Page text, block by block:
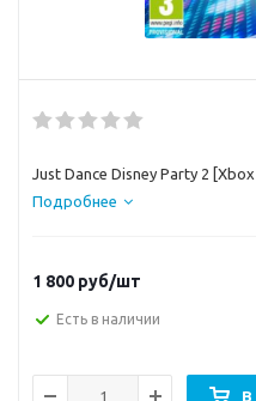
Just Dance Disney Party 2
Подробнее
1 800 руб/шт
Есть в наличии
В